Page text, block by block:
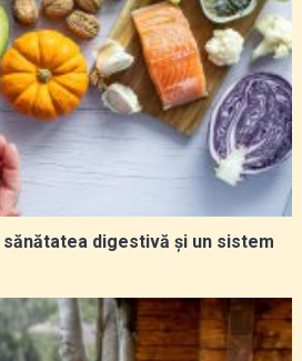
digestivă și un sistem